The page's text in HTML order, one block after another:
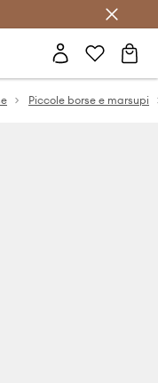
>
Piccole borse e marsupi